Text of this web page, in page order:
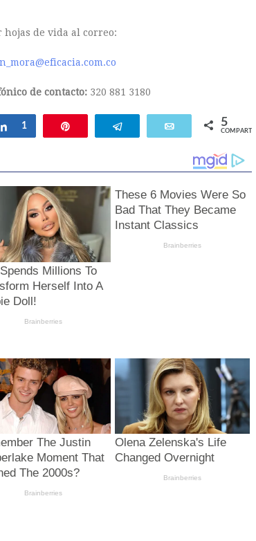
hojas de vida al correo:
de contacto:320 881 3180
Compartir
1 Telegram Email 5
COMPARTIR